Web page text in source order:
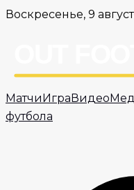
Перейти
Воскресенье, 9
Матчи Игра Видео
футбола